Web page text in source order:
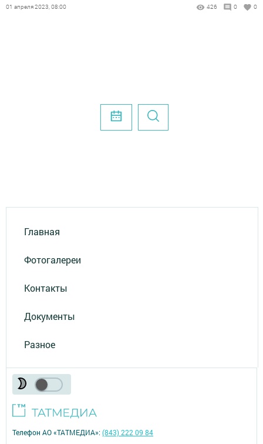
01 апреля 2023, 08:00 426 0 0
Главная
Фотогалереи
Контакты
Документы
Разное
Телефон АО «ТАТМЕДИА»:(843) 222 09 84